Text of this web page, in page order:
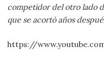
competidor del otro lado
que se acortó años
https://